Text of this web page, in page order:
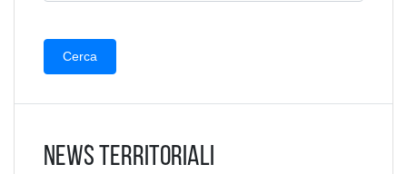
News Territoriali